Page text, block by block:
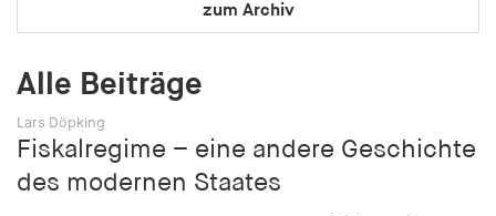
zum Archiv
Alle Beiträge
Lars Döpking
Fiskalregime – eine andere Geschichte
des modernen Staates